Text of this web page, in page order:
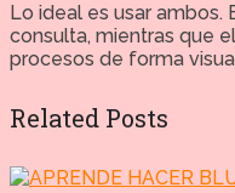
Lo ideal es usar ambos.
consulta, mientras que
procesos de forma
Related Posts